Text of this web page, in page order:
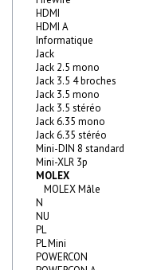
HDMI
HDMI A
Informatique
Jack
Jack 2.5 mono
Jack 3.5 4 broches
Jack 3.5 mono
Jack 3.5 stéréo
Jack 6.35 mono
Jack 6.35 stéréo
Mini-DIN 8 standard
Mini-XLR 3p
MOLEX
MOLEX Mâle
N
NU
PL
PL Mini
POWERCON